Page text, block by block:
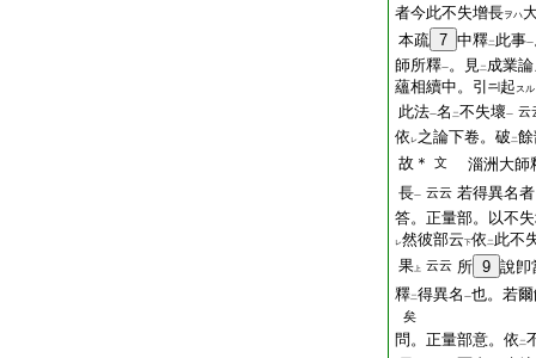
者今此不失增長ヲハ
本疏 7 中釋二 此事一
師所釋一。見二 成業論
蘊相續中。引 起 ス
此法一名 二不失壞一 云
依 レ之論下卷。破 二
故＊
文
淄洲大師
長一 云云 若得異名
答。正量部。以不
レ然彼部云下依 二 此不
果 上 云云 所 9 說卽
釋二得異名 一也。若
矣
問。正量部意。依 二